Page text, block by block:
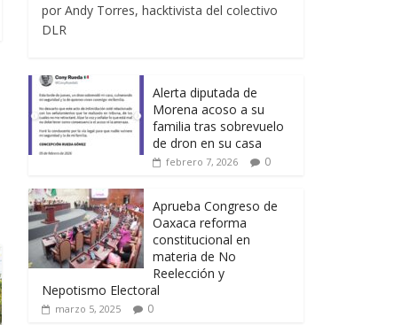
por Andy Torres, hacktivista del colectivo
DLR
Alerta diputada de
Morena acoso a su
familia tras sobrevuelo
de dron en su casa
febrero 7, 2026 0
Aprueba Congreso de
Oaxaca reforma
constitucional en
materia de No
Reelección y
Nepotismo Electoral
marzo 5, 2025 0